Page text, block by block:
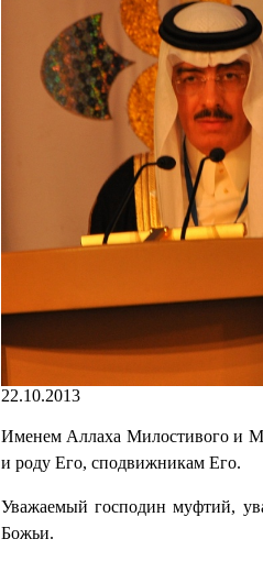
22.10.2013
Именем Аллаха Милостивого и
и роду Его, сподвижникам Его.
Уважаемый господин муфтий,
Божьи.